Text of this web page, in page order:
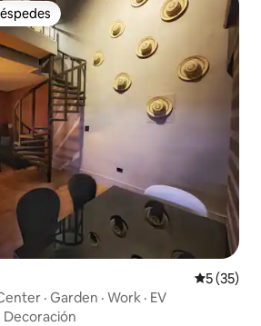
entre huéspedes
5 (35)
· Garden · Work · EV
Decoración